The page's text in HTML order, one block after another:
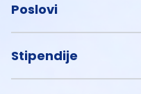
Poslovi
Stipendije